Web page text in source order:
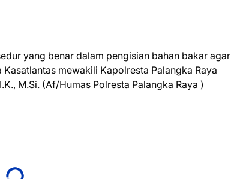
yang benar dalam pengisian bahan bakar agar
mewakili Kapolresta Palangka Raya
M.Si. (Af/Humas Polresta Palangka Raya )